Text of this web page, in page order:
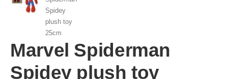
Marvel Spiderman
Spidey plush toy